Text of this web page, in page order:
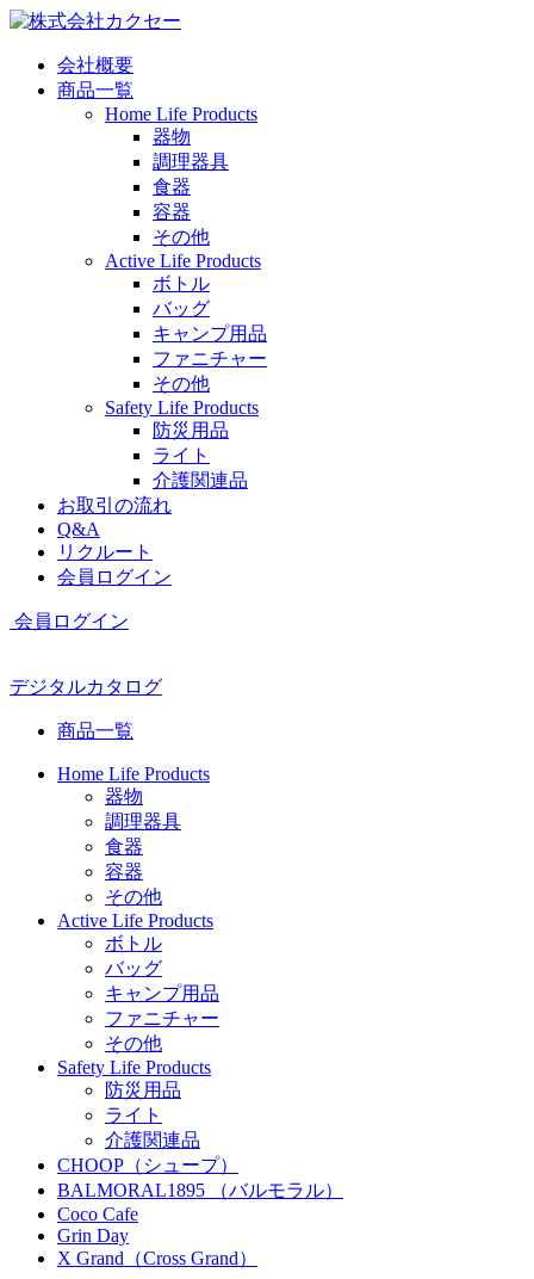
会社概要
商品一覧
Home Life Products
器物
調理器具
食器
容器
その他
Active Life Products
ボトル
バッグ
キャンプ用品
ファニチャー
その他
Safety Life Products
防災用品
ライト
介護関連品
お取引の流れ
Q&A
リクルート
会員ログイン
会員ログイン
デジタルカタログ
商品一覧
Home Life Products
器物
調理器具
食器
容器
その他
Active Life Products
ボトル
バッグ
キャンプ用品
ファニチャー
その他
Safety Life Products
防災用品
ライト
介護関連品
CHOOP（シュープ）
BALMORAL1895 （バルモラル）
Coco Cafe
Grin Day
X Grand（Cross Grand）